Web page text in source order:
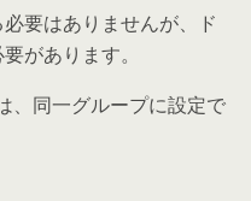
要はありませんが、ド
があります。
、同一グループに設定で